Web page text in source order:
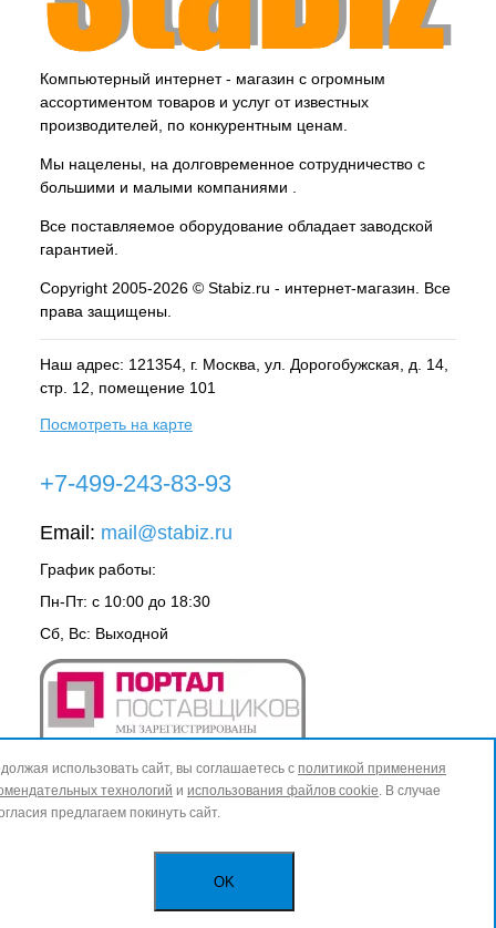
Компьютерный интернет - магазин с огромным
ассортиментом товаров и услуг от известных
производителей, по конкурентным ценам.
Мы нацелены, на долговременное сотрудничество с
большими и малыми компаниями .
Все поставляемое оборудование обладает заводской
гарантией.
Copyright 2005-2026 © Stabiz.ru - интернет-магазин. Все
права защищены.
Наш адрес: 121354, г. Москва , ул. Дорогобужская, д. 14,
стр. 12, помещение 101
Посмотреть на карте
+7-499-243-83-93
Email: mail@stabiz.ru
График работы:
Пн-Пт: с 10:00 до 18:30
Сб, Вс: Выходной
использовать сайт, вы соглашаетесь с политикой применения
технологий и использования файлов cookie. В случае
предлагаем покинуть сайт.
OK